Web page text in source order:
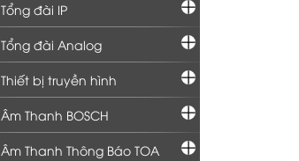
Tổng đài IP
Tổng đài Analog
Thiết bị truyền hình
Âm Thanh BOSCH
Âm Thanh Thông Báo TOA